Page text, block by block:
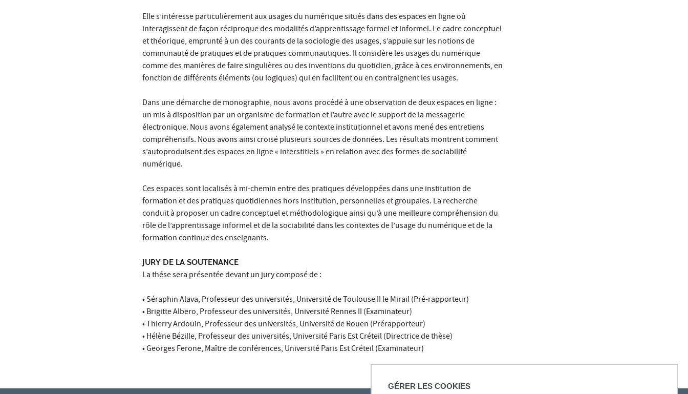
GÉRER LES COOKIES
Elle s’intéresse particulièrement aux usages du numérique situés dans des espaces en ligne où
interagissent de façon réciproque des modalités d’apprentissage formel et informel. Le cadre conceptuel
et théorique, emprunté à un des courants de la sociologie des usages, s’appuie sur les notions de
communauté de pratiques et de pratiques communautiques. Il considère les usages du numérique
comme des manières de faire singulières ou des inventions du quotidien, grâce à ces environnements, en
fonction de différents éléments (ou logiques) qui en facilitent ou en contraignent les usages.
Dans une démarche de monographie, nous avons procédé à une observation de deux espaces en ligne :
un mis à disposition par un organisme de formation et l’autre avec le support de la messagerie
électronique. Nous avons également analysé le contexte institutionnel et avons mené des entretiens
compréhensifs. Nous avons ainsi croisé plusieurs sources de données. Les résultats montrent comment
s’autoproduisent des espaces en ligne « interstitiels » en relation avec des formes de sociabilité
numérique.
Ces espaces sont localisés à mi-chemin entre des pratiques développées dans une institution de
formation et des pratiques quotidiennes hors institution, personnelles et groupales. La recherche
conduit à proposer un cadre conceptuel et méthodologique ainsi qu’à une meilleure compréhension du
rôle de l’apprentissage informel et de la sociabilité dans les contextes de l’usage du numérique et de la
formation continue des enseignants.
JURY DE LA SOUTENANCE
La thése sera présentée devant un jury composé de :
• Séraphin Alava, Professeur des universités, Université de Toulouse II le Mirail (Pré-rapporteur)
• Brigitte Albero, Professeur des universités, Université Rennes II (Examinateur)
• Thierry Ardouin, Professeur des universités, Université de Rouen (Prérapporteur)
• Hélène Bézille, Professeur des universités, Université Paris Est Créteil (Directrice de thèse)
• Georges Ferone, Maître de conférences, Université Paris Est Créteil (Examinateur)